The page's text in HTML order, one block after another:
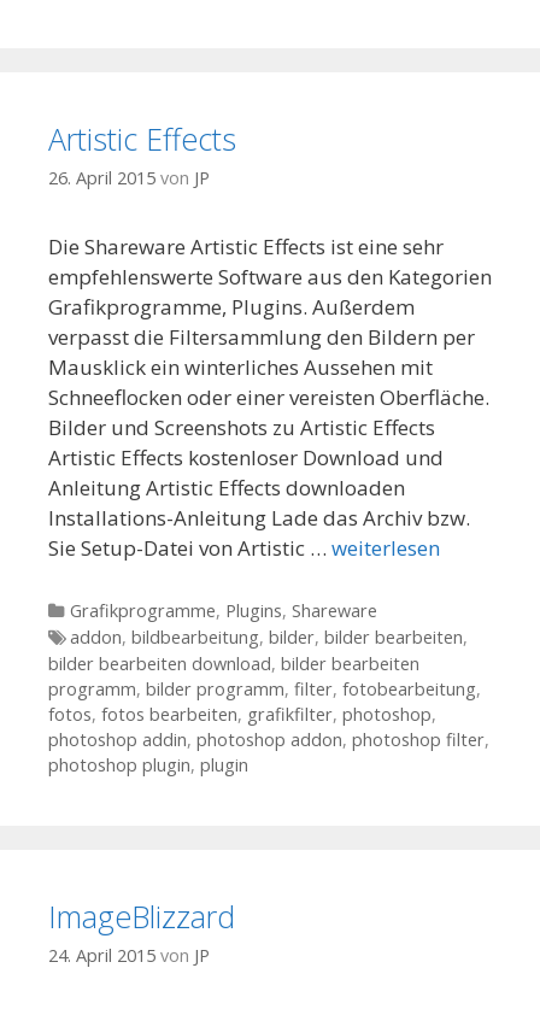
Artistic Effects
26. April 2015 von JP
Die Shareware Artistic Effects ist eine sehr
empfehlenswerte Software aus den Kategorien
Grafikprogramme, Plugins. Außerdem
verpasst die Filtersammlung den Bildern per
Mausklick ein winterliches Aussehen mit
Schneeflocken oder einer vereisten Oberfläche.
Bilder und Screenshots zu Artistic Effects
Artistic Effects kostenloser Download und
Anleitung Artistic Effects downloaden
Installations-Anleitung Lade das Archiv bzw.
Sie Setup-Datei von Artistic … weiterlesen
Kategorien
Grafikprogramme, Plugins, Shareware
Tags
addon, bildbearbeitung, bilder, bilder bearbeiten,
bilder bearbeiten download, bilder bearbeiten
programm, bilder programm, filter, fotobearbeitung,
fotos, fotos bearbeiten, grafikfilter, photoshop,
photoshop addin, photoshop addon, photoshop filter,
photoshop plugin, plugin
ImageBlizzard
24. April 2015 von JP